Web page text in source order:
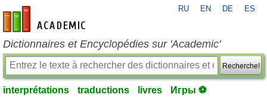
fr-academic.com
RU EN DE ES
Dictionnaires et Encyclopédies sur 'Academic'
Recherche!
interprétations traductions livres Игры ⚽